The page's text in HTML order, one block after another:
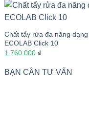
Chất tẩy rửa đa năng dạng
ECOLAB Click 10
1.760.000 ₫
BẠN CẦN TƯ VẤN